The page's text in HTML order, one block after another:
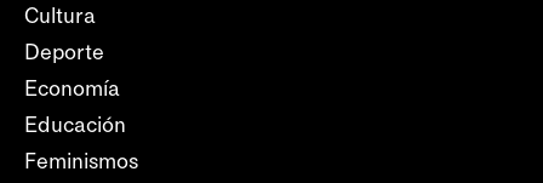
Cultura
Deporte
Economía
Educación
Feminismos